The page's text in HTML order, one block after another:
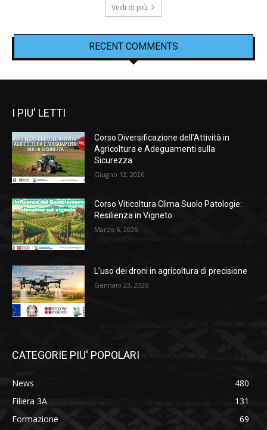
Vedi di più
RECENT COMMENTS
I PIU' LETTI
Corso Diversificazione dell’Attività in
Agricoltura e Adeguamenti sulla
Sicurezza
Giugno 12, 2026
Corso Viticoltura Clima Suolo Patologie:
Resilienza in Vigneto
Marzo 6, 2026
L’uso dei droni in agricoltura di precisione
Gennaio 23, 2026
CATEGORIE PIU' POPOLARI
News
480
Filiera 3A
131
Formazione
69